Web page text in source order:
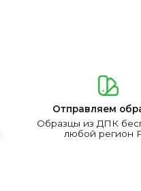
Отправляем
Образцы из ДПК
любой регион